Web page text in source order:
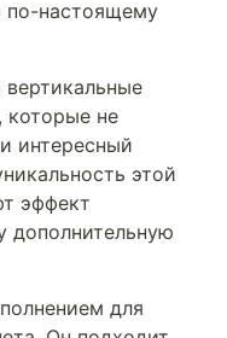
по-настоящему
которые не
интересный
этой
эффект
дополнительную
для